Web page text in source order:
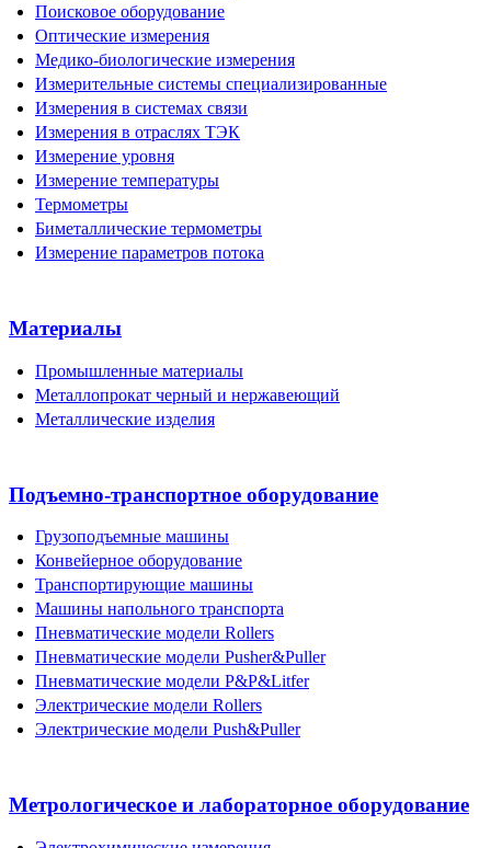
Поисковое оборудование
Оптические измерения
Медико-биологические измерения
Измерительные системы специализированные
Измерения в системах связи
Измерения в отраслях ТЭК
Измерение уровня
Измерение температуры
Термометры
Биметаллические термометры
Измерение параметров потока
Материалы
Промышленные материалы
Металлопрокат черный и нержавеющий
Металлические изделия
Подъемно-транспортное оборудование
Грузоподъемные машины
Конвейерное оборудование
Транспортирующие машины
Машины напольного транспорта
Пневматические модели Rollers
Пневматические модели Pusher&Puller
Пневматические модели P&P&Litfer
Электрические модели Rollers
Электрические модели Push&Puller
Метрологическое и лабораторное оборудование